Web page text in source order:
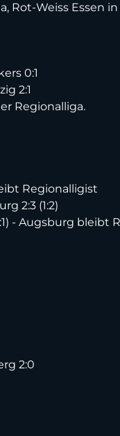
Rot-Weiss Essen in
0:1
2:1
Regionalliga.
Regionalligist
2:3 (1:2)
- Augsburg bleibt
2:0